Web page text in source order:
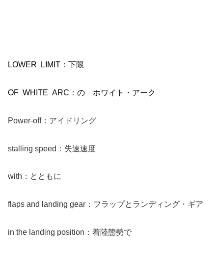
LOWER LIMIT：下限
OF WHITE ARC：の ホワイト・アーク
Power-off：アイドリング
stalling speed：失速速度
with：とともに
flaps and landing gear：フラップとランディング・ギア
in the landing position：着陸態勢で